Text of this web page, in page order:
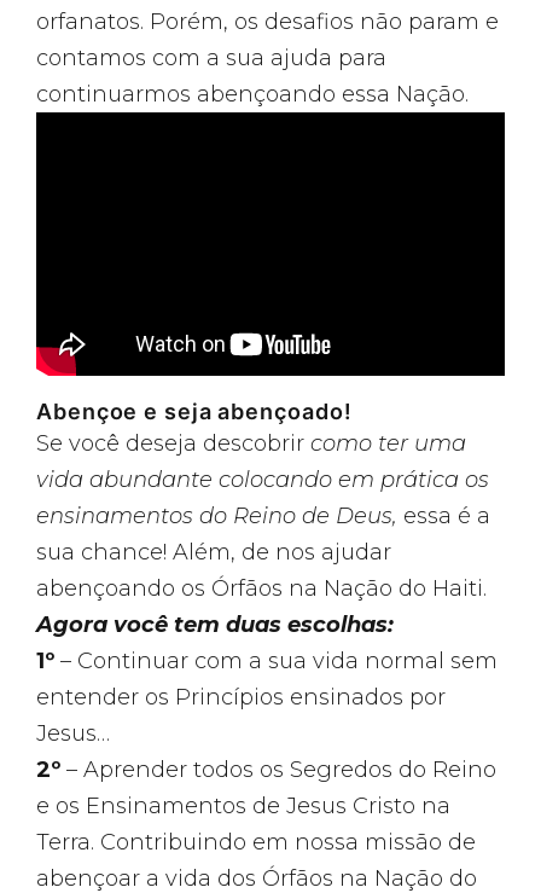
orfanatos. Porém, os desafios não param e
contamos com a sua ajuda para
continuarmos abençoando essa Nação.
Abençoe e seja abençoado!
Se você deseja descobrir como ter uma
vida abundante colocando em prática os
ensinamentos do Reino de Deus, essa é a
sua chance! Além, de nos ajudar
abençoando os Órfãos na Nação do Haiti.
Agora você tem duas escolhas:
1º – Continuar com a sua vida normal sem
entender os Princípios ensinados por
Jesus…
2º – Aprender todos os Segredos do Reino
e os Ensinamentos de Jesus Cristo na
Terra. Contribuindo em nossa missão de
abençoar a vida dos Órfãos na Nação do